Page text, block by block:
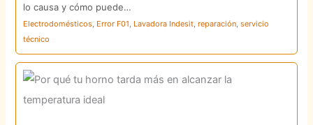
lo causa y cómo puede…
Electrodomésticos Error F01 Lavadora Indesit ,reparación ,servicio
técnico